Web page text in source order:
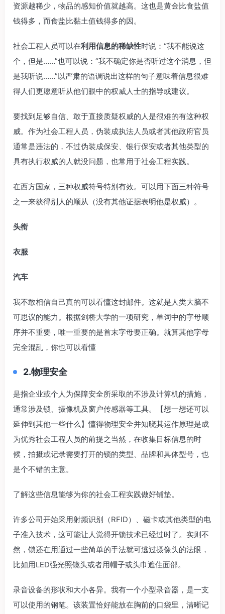
资源越稀少，物品的感知价值就越高。这也是黄金比食盐值
钱得多，而食盐比黏土值钱得多的因。
社会工程人员可以在利用信息的稀缺性时说：“我不能说这
个，但是……”也可以说：“我不确定你是否听过这个消息，但
是我听说……”以严肃的语调说出这样的句子意味着信息很难
得人们更愿意听从他们眼中的权威人士的指导或建议。
要找到足够自信、敢于直接质疑权威的人是很难的有这种权
威。作为社会工程人员，伪装成执法人员或者其他政府官员
通常是违法的，不过伪装成保安、银行保安或者其他类型的
具有执行权威的人就没问题，也常用于社会工程实践。
在西方国家，三种权威符号特别有效。可以用下面三种符号
之一来获得别人的顺从（没有其他证据表明他是权威）。
头衔
衣服
汽车
我不敢相信自己真的可以看懂这封邮件。这就是人类大脑不
可思议的能力。根据剑桥大学的一项研究，单词中的字母顺
序并不重要，唯一重要的是首末字母要正确。就算其他字母
完全混乱，你也可以看懂
2.物理安全
是指企业或个人为保障安全所采取的不涉及计算机的措施，
通常涉及锁、摄像机及窗户传感器等工具。【想一想还可以
延伸到其他一些什么】懂得物理安全并知晓其运作原理是成
为优秀社会工程人员的前提之当然，在收集目标信息的时
候，拍摄或记录需要打开的锁的类型、品牌和具体型号，也
是个不错的主意。
了解这些信息能够为你的社会工程实践做好铺垫。
许多公司开始采用射频识别（RFID）、磁卡或其他类型的电
子准入技术，这可能让人觉得开锁技术已经过时了。实则不
然，锁还在用通过一些简单的手法就可逃过摄像头的法眼，
比如用LED强光照镜头或者用帽子或头巾遮住面部。
录音设备的形状和大小各异。我有一个小型录音器，是一支
可以使用的钢笔。该装置恰好能放在胸前的口袋里，清晰记